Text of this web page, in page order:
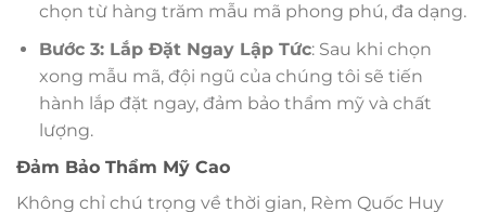
chọn từ hàng trăm mẫu mã phong phú, đa dạng.
Bước 3: Lắp Đặt Ngay Lập Tức: Sau khi chọn
xong mẫu mã, đội ngũ của chúng tôi sẽ tiến
hành lắp đặt ngay, đảm bảo thẩm mỹ và chất
lượng.
Đảm Bảo Thẩm Mỹ Cao
Không chỉ chú trọng về thời gian, Rèm Quốc Huy